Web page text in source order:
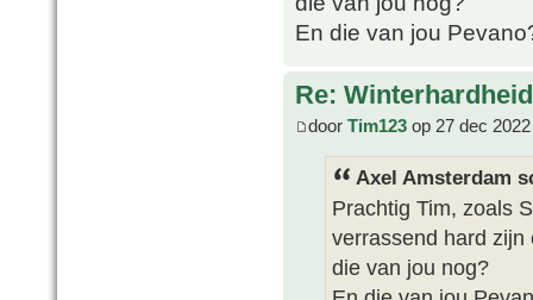
En die van jou
Re:
door Tim123 op 27 dec
Axel Amsterdam
Prachtig Tim, zoals
verrassend hard
die van jou nog?